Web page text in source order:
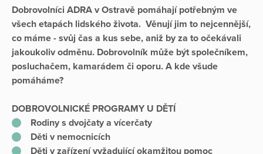
Dobrovolníci ADRA v Ostravě pomáhají potřebným ve
všech etapách lidského života. Věnují jim to nejcennější,
co máme - svůj čas a kus sebe, aniž by za to očekávali
jakoukoliv odměnu. Dobrovolník může být společníkem,
posluchačem, kamarádem či oporu. A kde všude
pomáháme?
DOBROVOLNICKÉ PROGRAMY U DĚTÍ
Rodiny s dvojčaty a vícerčaty
Děti v nemocnicích
Děti v zařízení vyžadující okamžitou pomoc